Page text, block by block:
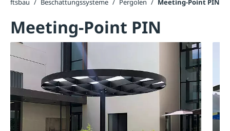
/ Beschattungssysteme / Pergolen / Meeting-Point PIN
Meeting-Point PIN